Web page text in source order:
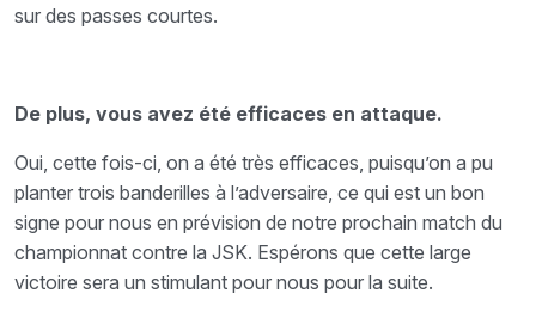
sur des passes courtes.
De plus, vous avez été efficaces en attaque.
Oui, cette fois-ci, on a été très efficaces, puisqu’on a pu
planter trois banderilles à l’adversaire, ce qui est un bon
signe pour nous en prévision de notre prochain match du
championnat contre la JSK. Espérons que cette large
victoire sera un stimulant pour nous pour la suite.